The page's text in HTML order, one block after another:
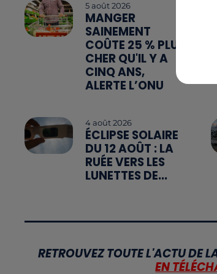
5 août 2026
MANGER
SAINEMENT
COÛTE 25 % PLUS
CHER QU'IL Y A
CINQ ANS,
ALERTE L’ONU
4 août 2026
ÉCLIPSE SOLAIRE
DU 12 AOÛT : LA
RUÉE VERS LES
LUNETTES DE...
RETROUVEZ TOUTE L'ACTU DE
EN